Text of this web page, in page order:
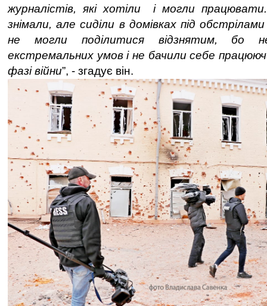
журналістів, які хотіли і могли
знімали, але сиділи в домівках під
не могли поділитися відзнятим, бо
екстремальних умов і не бачили себе
фазі війни”, - згадує він.